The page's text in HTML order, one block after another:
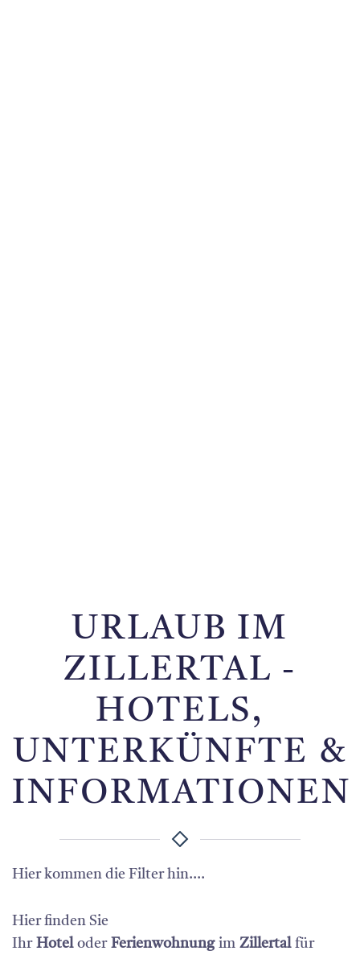
URLAUB IM
ZILLERTAL -
HOTELS,
UNTERKÜNFTE &
INFORMATIONEN
Hier kommen die Filter hin....
Hier finden Sie
Ihr Hoteloder Ferienwohnungim Zillertalfür